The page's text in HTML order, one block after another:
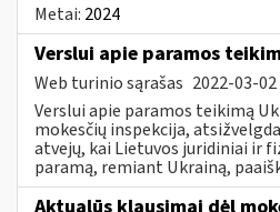
Metai: 2024
Verslui apie paramos
Web turinio sąrašas 2022-03-02
Verslui apie paramos teikimą
mokesčių inspekcija,
atvejų, kai Lietuvos juridiniai ir
paramą, remiant Ukrainą,
Aktualūs klausimai dėl